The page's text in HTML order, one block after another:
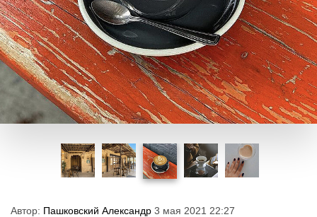
Автор: Пашковский Александр 3 мая 2021 22:27